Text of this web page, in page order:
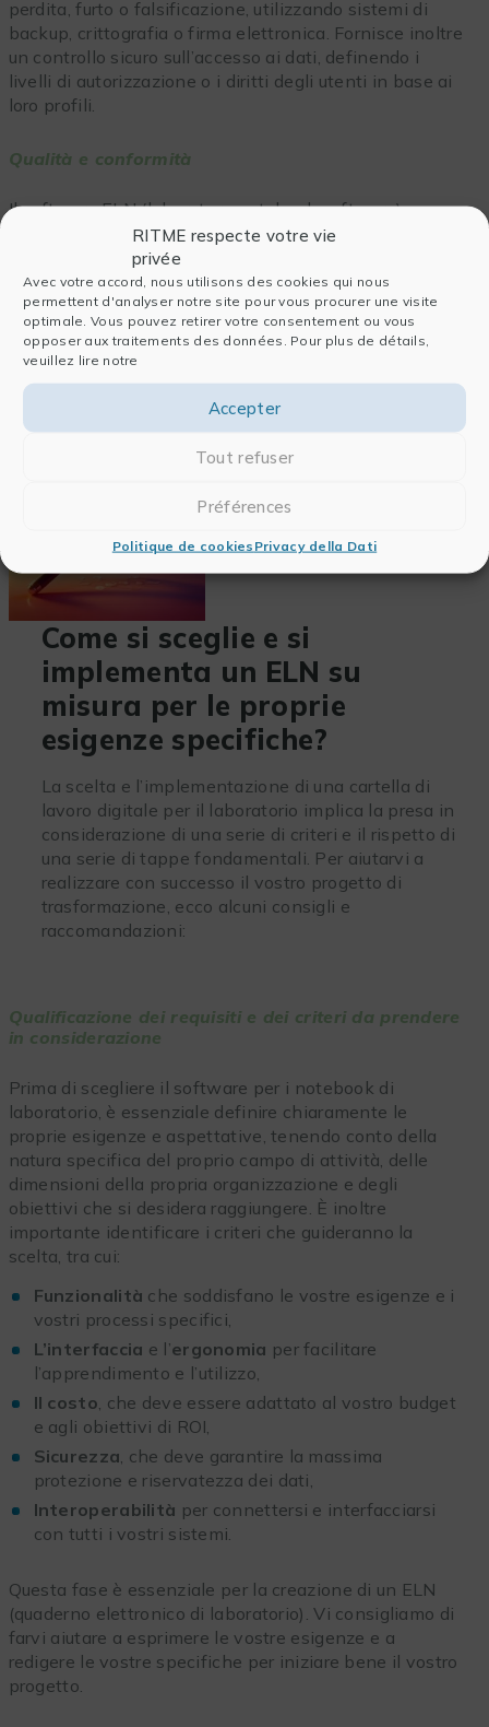
RITME respecte votre vie
privée
Avec votre accord, nous utilisons des cookies qui nous
permettent d'analyser notre site pour vous procurer une visite
optimale. Vous pouvez retirer votre consentement ou vous
opposer aux traitements des données. Pour plus de détails,
veuillez lire notre
Accepter
Tout refuser
Préférences
Politique de cookies Privacy della Dati
perdita, furto o falsificazione, utilizzando sistemi di
backup, crittografia o firma elettronica. Fornisce inoltre
un controllo sicuro sull’accesso ai dati, definendo i
livelli di autorizzazione o i diritti degli utenti in base ai
loro profili.
Qualità e conformità
Il software ELN (laboratory notebook software)
garantisce anche la qualità e la conformità dei dati, in
conformità alle buone pratiche di laboratorio (GxP) o
agli standard normativi. Consente di documentare gli
esperimenti in modo esaustivo e rigoroso, assicurando
la tracciabilità e la verificabilità dei dati(audit trail)
per tutto il ciclo di vita del progetto di R&S.
Come si sceglie e si
implementa un ELN su
misura per le proprie
esigenze specifiche?
La scelta e l’implementazione di una cartella di
lavoro digitale per il laboratorio implica la presa in
considerazione di una serie di criteri e il rispetto di
una serie di tappe fondamentali. Per aiutarvi a
realizzare con successo il vostro progetto di
trasformazione, ecco alcuni consigli e
raccomandazioni:
Qualificazione dei requisiti e dei criteri da prendere
in considerazione
Prima di scegliere il software per i notebook di
laboratorio, è essenziale definire chiaramente le
proprie esigenze e aspettative, tenendo conto della
natura specifica del proprio campo di attività, delle
dimensioni della propria organizzazione e degli
obiettivi che si desidera raggiungere. È inoltre
importante identificare i criteri che guideranno la
scelta, tra cui:
Funzionalità che soddisfano le vostre esigenze e i
vostri processi specifici,
L’interfaccia e l’ergonomia per facilitare
l’apprendimento e l’utilizzo,
Il costo, che deve essere adattato al vostro budget
e agli obiettivi di ROI,
Sicurezza, che deve garantire la massima
protezione e riservatezza dei dati,
Interoperabilità per connettersi e interfacciarsi
con tutti i vostri sistemi.
Questa fase è essenziale per la creazione di un ELN
(quaderno elettronico di laboratorio). Vi consigliamo di
farvi aiutare a esprimere le vostre esigenze e a
redigere le vostre specifiche per iniziare bene il vostro
progetto.